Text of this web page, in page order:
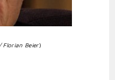
Beier)